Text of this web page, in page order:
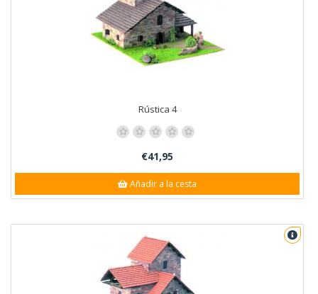
Rústica 4
€41,95
Añadir a la cesta